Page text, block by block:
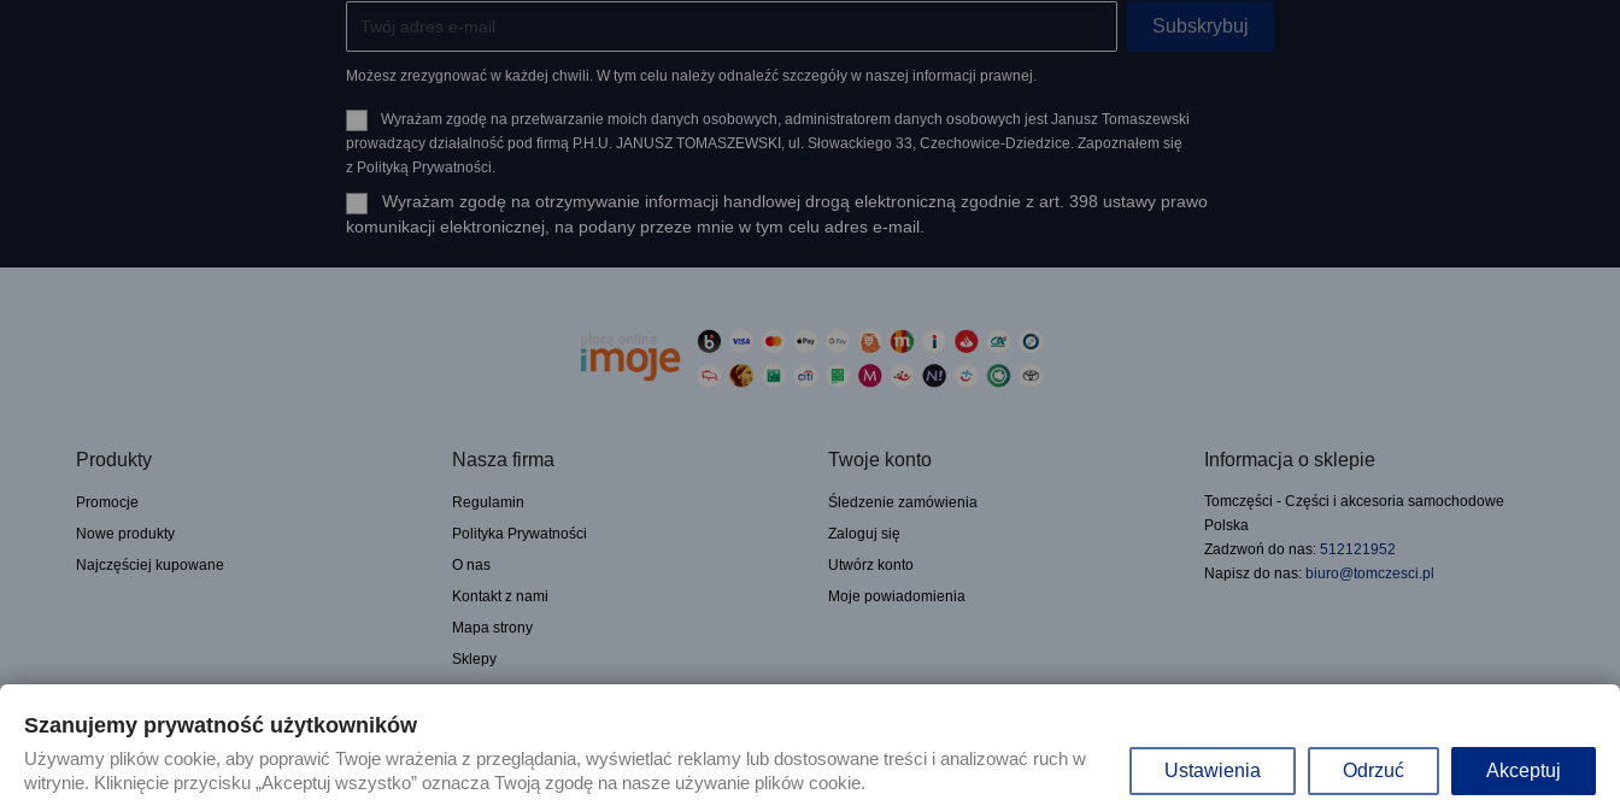
Możesz zrezygnować w każdej chwili. W tym celu należy odnaleźć szczegóły w naszej informacji prawnej.
Wyrażam zgodę na przetwarzanie moich danych osobowych, administratorem danych osobowych jest Janusz Tomaszewski
prowadzący działalność pod firmą P.H.U. JANUSZ TOMASZEWSKI, ul. Słowackiego 33, Czechowice-Dziedzice. Zapoznałem się
z Polityką Prywatności.
Wyrażam zgodę na otrzymywanie informacji handlowej drogą elektroniczną zgodnie z art. 398 ustawy prawo
komunikacji elektronicznej, na podany przeze mnie w tym celu adres e-mail.
Produkty
Promocje
Nowe produkty
Najczęściej kupowane
Nasza firma
Regulamin
Polityka Prywatności
O nas
Kontakt z nami
Mapa strony
Sklepy
Twoje konto
Śledzenie zamówienia
Zaloguj się
Utwórz konto
Moje powiadomienia
Informacja o sklepie
Tomczęści - Części i akcesoria samochodowe
Polska
Zadzwoń do nas: 512121952
Napisz do nas: biuro@tomczesci.pl
© 2025 - Sklep internetowy Tomczesci.pl. Wszelkie prawa zastrzeżone
Janusz Tomaszewski prowadzący działalność gospodarczą pod firmą mgr inż. Janusz Tomaszewski Przedsiębiorstwo-Produkcyjno-Handlowo-Usługowe, pod adresem: ul. Słowackiego 33, Czechowice-Dziedzice, NIP:
Szanujemy prywatność użytkowników
Używamy plików cookie, aby poprawić Twoje wrażenia z przeglądania, wyświetlać reklamy lub dostosowane treści i analizować ruch w
witrynie. Kliknięcie przycisku „Akceptuj wszystko” oznacza Twoją zgodę na nasze używanie plików cookie.
Ustawienia Odrzuć Akceptuj